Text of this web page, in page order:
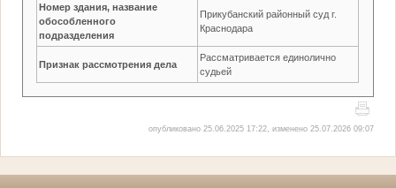
Номер здания, название
обособленного
подразделения
Прикубанский районный суд г.
Краснодара
Признак рассмотрения дела
Рассматривается единолично
судьей
опубликовано 25.06.2025 17:22, изменено 25.07.2026 09:07